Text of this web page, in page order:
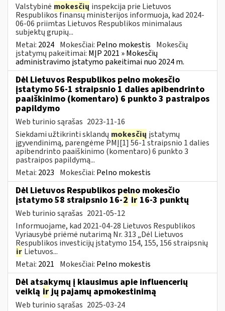
Valstybinė mokesčių inspekcija prie Lietuvos
Respublikos finansų ministerijos informuoja, kad 2024-
06-06 priimtas Lietuvos Respublikos minimalaus
subjektų grupių...
Metai: 2024 Mokesčiai: Pelno mokestis Mokesčių
įstatymų pakeitimai: MĮP 2021 » Mokesčių
administravimo įstatymo pakeitimai nuo 2024 m.
Dėl Lietuvos Respublikos pelno mokesčio
įstatymo 56-1 straipsnio 1 dalies apibendrinto
paaiškinimo (komentaro) 6 punkto 3 pastraipos
papildymo
Web turinio sąrašas 2023-11-16
Siekdami užtikrinti sklandų mokesčių įstatymų
įgyvendinimą, parengėme PMĮ[1] 56-1 straipsnio 1 dalies
apibendrinto paaiškinimo (komentaro) 6 punkto 3
pastraipos papildymą...
Metai: 2023 Mokesčiai: Pelno mokestis
Dėl Lietuvos Respublikos pelno mokesčio
įstatymo 58 straipsnio 16-2 ir 16-3 punktų
Web turinio sąrašas 2021-05-12
Informuojame, kad 2021-04-28 Lietuvos Respublikos
Vyriausybė priėmė nutarimą Nr. 313 „Dėl Lietuvos
Respublikos investicijų įstatymo 154, 155, 156 straipsnių
ir Lietuvos...
Metai: 2021 Mokesčiai: Pelno mokestis
Dėl atsakymų į klausimus apie influencerių
veiklą irjų pajamų apmokestinimą
Web turinio sąrašas 2025-03-24